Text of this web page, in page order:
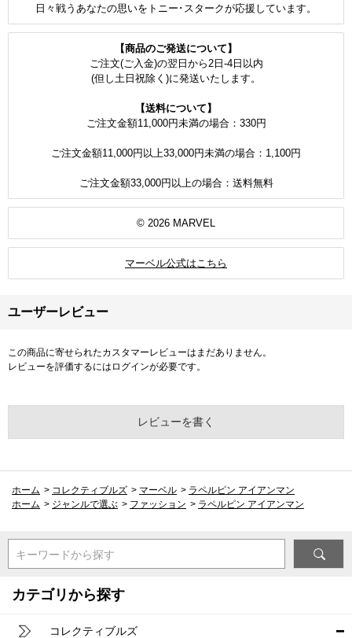
日々戦うあなたの思いをトニー･スタークが応援しています。
【商品のご発送について】
ご注文(ご入金)の翌日から2日-4日以内
(但し土日祝除く)に発送いたします。
【送料について】
ご注文金額11,000円未満の場合：330円
ご注文金額11,000円以上33,000円未満の場合：1,100円
ご注文金額33,000円以上の場合：送料無料
© 2026 MARVEL
マーベル公式はこちら
ユーザーレビュー
この商品に寄せられたカスタマーレビューはまだありません。
レビューを評価するには ログインが必要です。
レビューを書く
ホーム > コレクティブルズ > マーベル > ラペルピン アイアンマン
ホーム > ジャンルで選ぶ > ファッション > ラペルピン アイアンマン
キーワードから探す
カテゴリから探す
コレクティブルズ